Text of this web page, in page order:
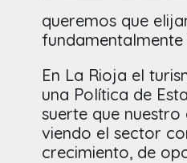
queremos que
En La Rioja el
una Política de
suerte que
viendo el sector
crecimiento, de